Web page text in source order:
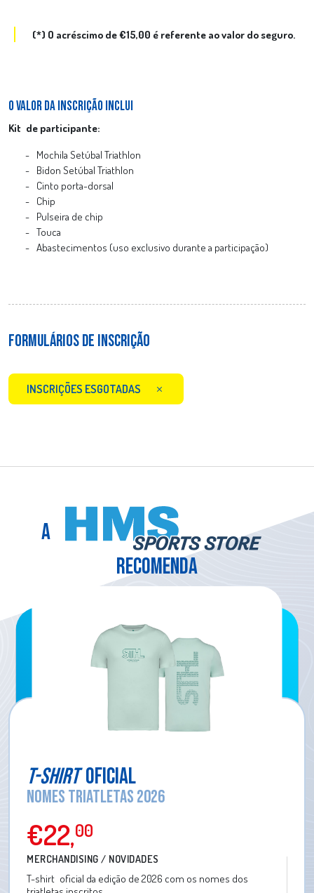
(*) O acréscimo de €15,00 é referente ao valor do seguro.
O VALOR DA INSCRIÇÃO INCLUI
Kit de participante:
Mochila Setúbal Triathlon
Bidon Setúbal Triathlon
Cinto porta-dorsal
Chip
Pulseira de chip
Touca
Abastecimentos (uso exclusivo durante a participação)
FORMULÁRIOS DE INSCRIÇÃO
INSCRIÇÕES ESGOTADAS
A
RECOMENDA
T-SHIRTOFICIAL
NOMES TRIATLETAS 2026
€22,00
MERCHANDISING / NOVIDADES
T-shirt oficial da edição de 2026 com os nomes dos